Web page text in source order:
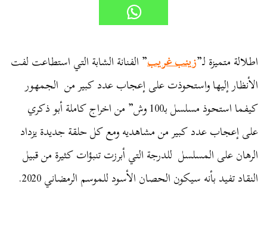
اطلالة متميزة لـ”زينب غريب” الفنانة الشابة التي استطاعت لفت
الأنظار إليها واستحوذت على إعجاب عدد كبير من الجمهور
كيفما استحوذ مسلسل بـ100 وش” من اخراج كاملة أبو ذكري
على إعجاب عدد كبير من مشاهديه ومع كل حلقة جديدة يزداد
الرهان على المسلسل للدرجة التي أبرزت تنبؤات كثيرة من قبيل
النقاد تفيد بأنه سيكون الحصان الأسود للموسم الرمضاني 2020.